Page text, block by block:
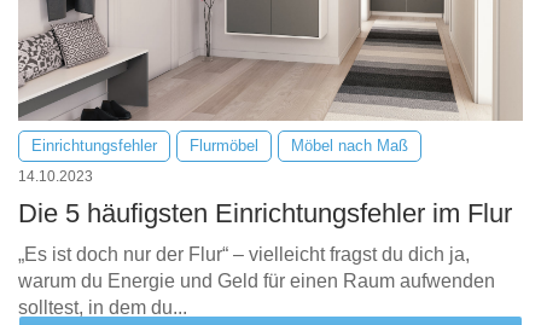
Einrichtungsfehler Flurmöbel Möbel nach Maß
14.10.2023
Die 5 häufigsten Einrichtungsfehler im Flur
„Es ist doch nur der Flur“ – vielleicht fragst du dich ja,
warum du Energie und Geld für einen Raum aufwenden
solltest, in dem du...